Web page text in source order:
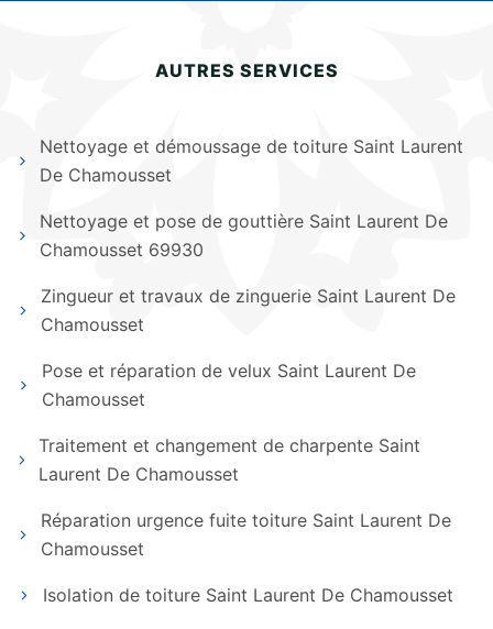
AUTRES SERVICES
Nettoyage et démoussage de toiture Saint Laurent
De Chamousset
Nettoyage et pose de gouttière Saint Laurent De
Chamousset 69930
Zingueur et travaux de zinguerie Saint Laurent De
Chamousset
Pose et réparation de velux Saint Laurent De
Chamousset
Traitement et changement de charpente Saint
Laurent De Chamousset
Réparation urgence fuite toiture Saint Laurent De
Chamousset
Isolation de toiture Saint Laurent De Chamousset